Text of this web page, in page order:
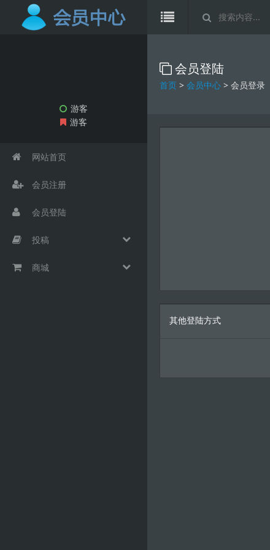
游客
游客
网站首页
会员注册
会员登陆
投稿
商城
会员登陆
首页 > 会员中心 > 会员登录
其他登陆方式